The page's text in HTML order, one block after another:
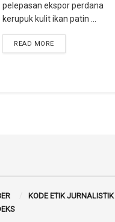
pelepasan ekspor perdana
kerupuk kulit ikan patin ...
READ MORE
KODE ETIK JURNALISTIK